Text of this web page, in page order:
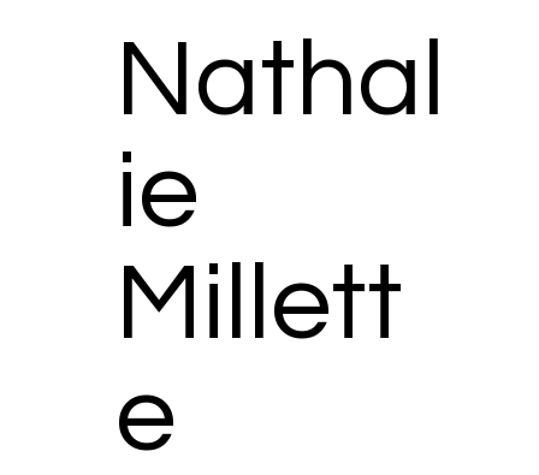
Nathal
ie
Millett
e